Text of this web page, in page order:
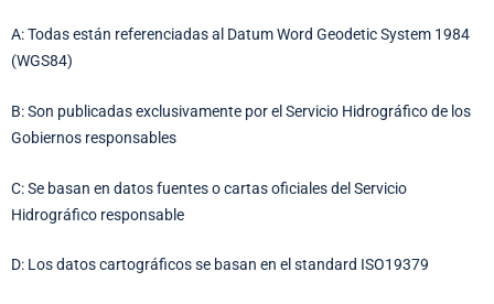
A: Todas están referenciadas al Datum Word Geodetic System 1984
(WGS84)
B: Son publicadas exclusivamente por el Servicio Hidrográfico de los
Gobiernos responsables
C: Se basan en datos fuentes o cartas oficiales del Servicio
Hidrográfico responsable
D: Los datos cartográficos se basan en el standard ISO19379